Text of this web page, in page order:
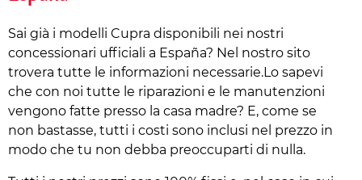
Sai già i modelli Cupra disponibili nei nostri
concessionari ufficiali a España? Nel nostro sito
trovera tutte le informazioni necessarie.Lo sapevi
che con noi tutte le riparazioni e le manutenzioni
vengono fatte presso la casa madre? E, come se
non bastasse, tutti i costi sono inclusi nel prezzo in
modo che tu non debba preoccuparti di nulla.